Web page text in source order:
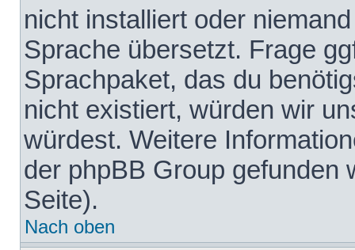
nicht installiert oder
Sprache übersetzt. Frage
Sprachpaket, das du
nicht existiert, würden wir
würdest. Weitere
der phpBB Group gefunden
Seite).
Nach oben